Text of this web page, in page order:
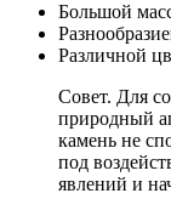
Большой
Различной
Совет. Для
природный
камень не
под
явлений и